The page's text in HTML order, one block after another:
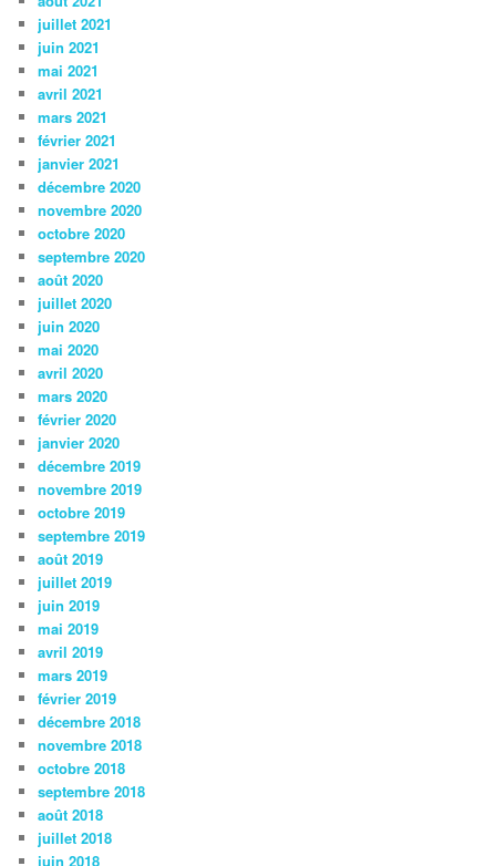
juillet 2021
juin 2021
mai 2021
avril 2021
mars 2021
février 2021
janvier 2021
décembre 2020
novembre 2020
octobre 2020
septembre 2020
août 2020
juillet 2020
juin 2020
mai 2020
avril 2020
mars 2020
février 2020
janvier 2020
décembre 2019
novembre 2019
octobre 2019
septembre 2019
août 2019
juillet 2019
juin 2019
mai 2019
avril 2019
mars 2019
février 2019
décembre 2018
novembre 2018
octobre 2018
septembre 2018
août 2018
juillet 2018
juin 2018